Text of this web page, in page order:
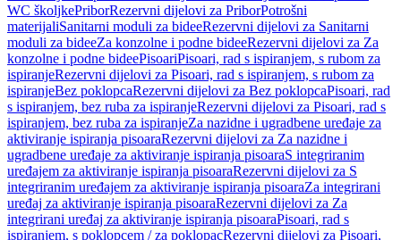
WC školjkePriborRezervni dijelovi za PriborPotrošni
materijaliSanitarni moduli za bideeRezervni dijelovi za Sanitarni
moduli za bideeZa konzolne i podne bideeRezervni dijelovi za Za
konzolne i podne bideePisoariPisoari, rad s ispiranjem, s rubom za
ispiranjeRezervni dijelovi za Pisoari, rad s ispiranjem, s rubom za
ispiranjeBez poklopcaRezervni dijelovi za Bez poklopcaPisoari, rad
s ispiranjem, bez ruba za ispiranjeRezervni dijelovi za Pisoari, rad s
ispiranjem, bez ruba za ispiranjeZa nazidne i ugradbene uređaje za
aktiviranje ispiranja pisoaraRezervni dijelovi za Za nazidne i
ugradbene uređaje za aktiviranje ispiranja pisoaraS integriranim
uređajem za aktiviranje ispiranja pisoaraRezervni dijelovi za S
integriranim uređajem za aktiviranje ispiranja pisoaraZa integrirani
uređaj za aktiviranje ispiranja pisoaraRezervni dijelovi za Za
integrirani uređaj za aktiviranje ispiranja pisoaraPisoari, rad s
ispiranjem, s poklopcem / za poklopacRezervni dijelovi za Pisoari,